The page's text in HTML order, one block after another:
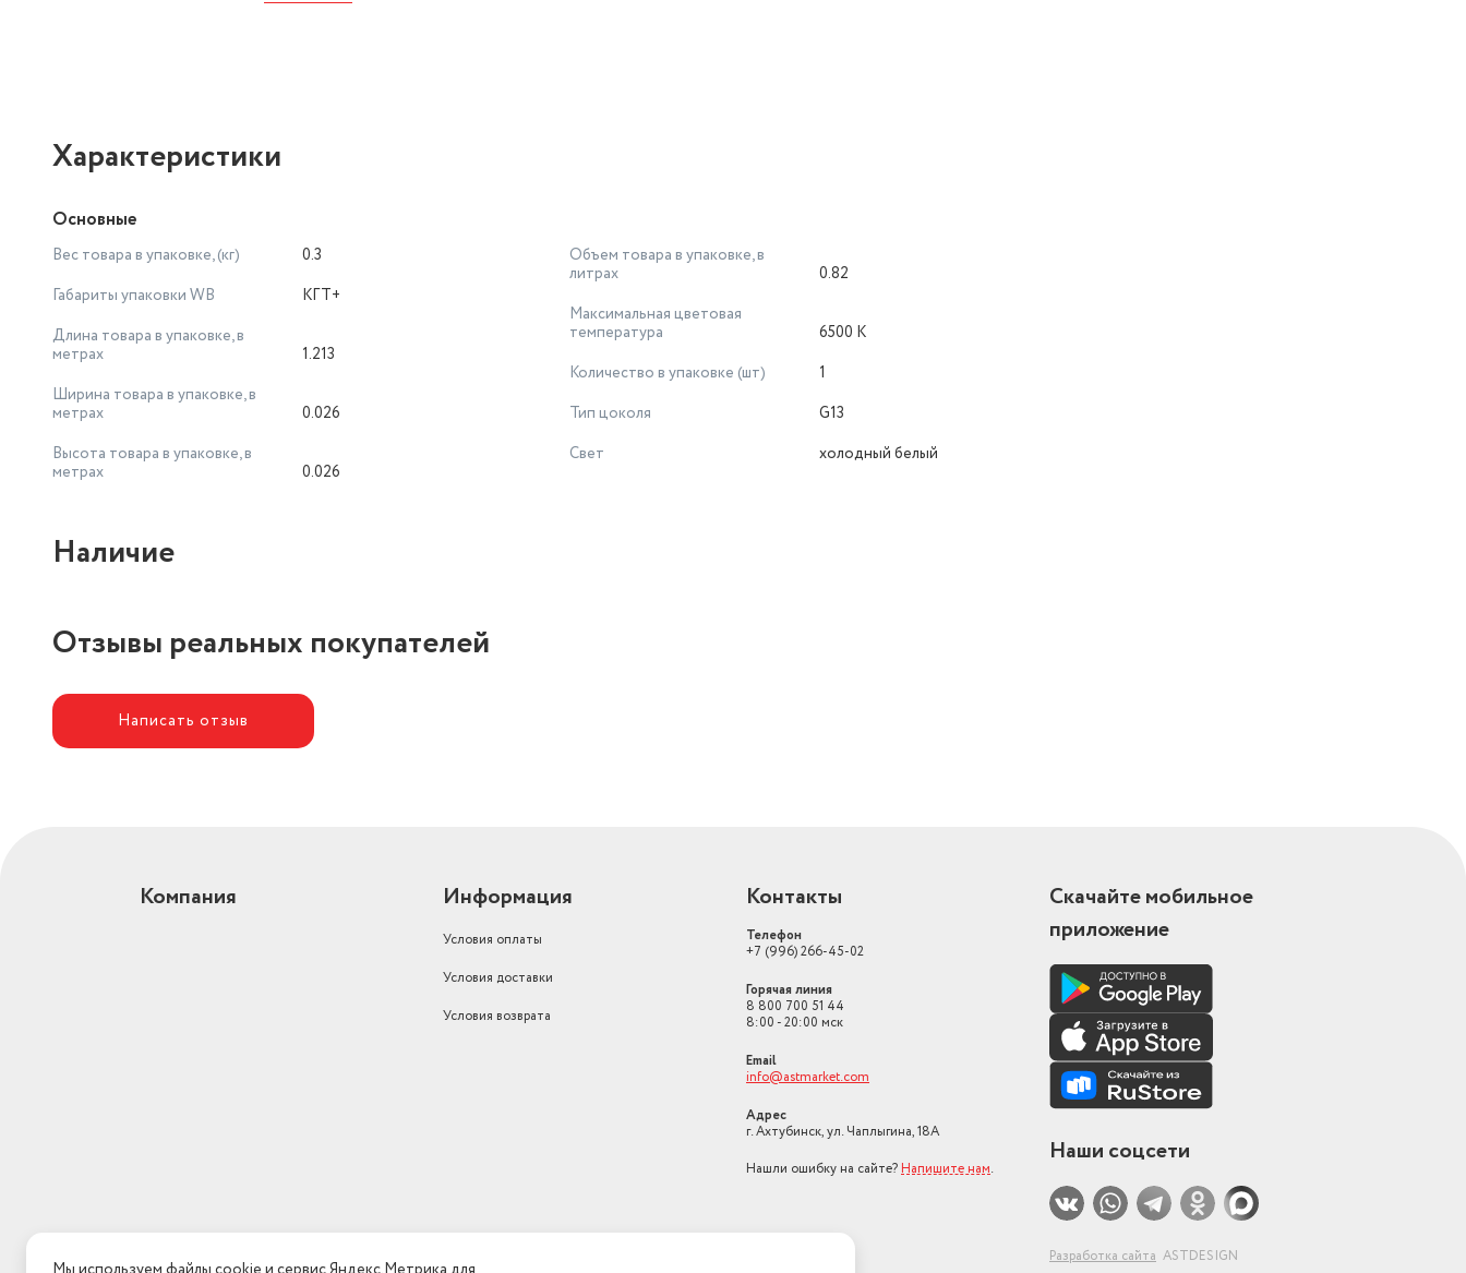
Характеристики
Основные
Вес товара в упаковке, (кг)
0.3
Габариты упаковки WB
КГТ+
Длина товара в упаковке, в
метрах
1.213
Ширина товара в упаковке, в
метрах
0.026
Высота товара в упаковке, в
метрах
0.026
Объем товара в упаковке, в
литрах
0.82
Максимальная цветовая
температура
6500 К
Количество в упаковке (шт)
1
Тип цоколя
G13
Свет
холодный белый
Наличие
Отзывы реальных покупателей
Написать отзыв
Компания Информация
Условия оплаты
Условия доставки
Условия возврата
Контакты
Телефон
+7 (996) 266-45-02
Горячая линия
8 800 700 51 44
8:00 - 20:00 мск
Email
info@astmarket.com
Адрес
г. Ахтубинск, ул. Чаплыгина, 18А
Нашли ошибку на сайте? Напишите нам.
Скачайте мобильное
приложение
Наши соцсети
Разработка сайта ASTDESIGN